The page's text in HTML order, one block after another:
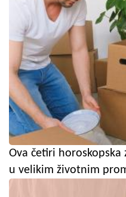
Ova četiri horoskopska
u velikim životnim